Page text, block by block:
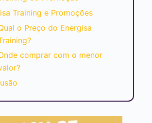
Training e Promoções
o Preço do Energisa
comprar com o menor